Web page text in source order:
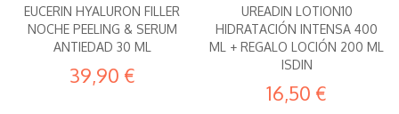
EUCERIN HYALURON FILLER
NOCHE PEELING & SERUM
ANTIEDAD 30 ML
39,90 €
UREADIN LOTION10
HIDRATACIÓN INTENSA 400
ML + REGALO LOCIÓN 200 ML
ISDIN
16,50 €